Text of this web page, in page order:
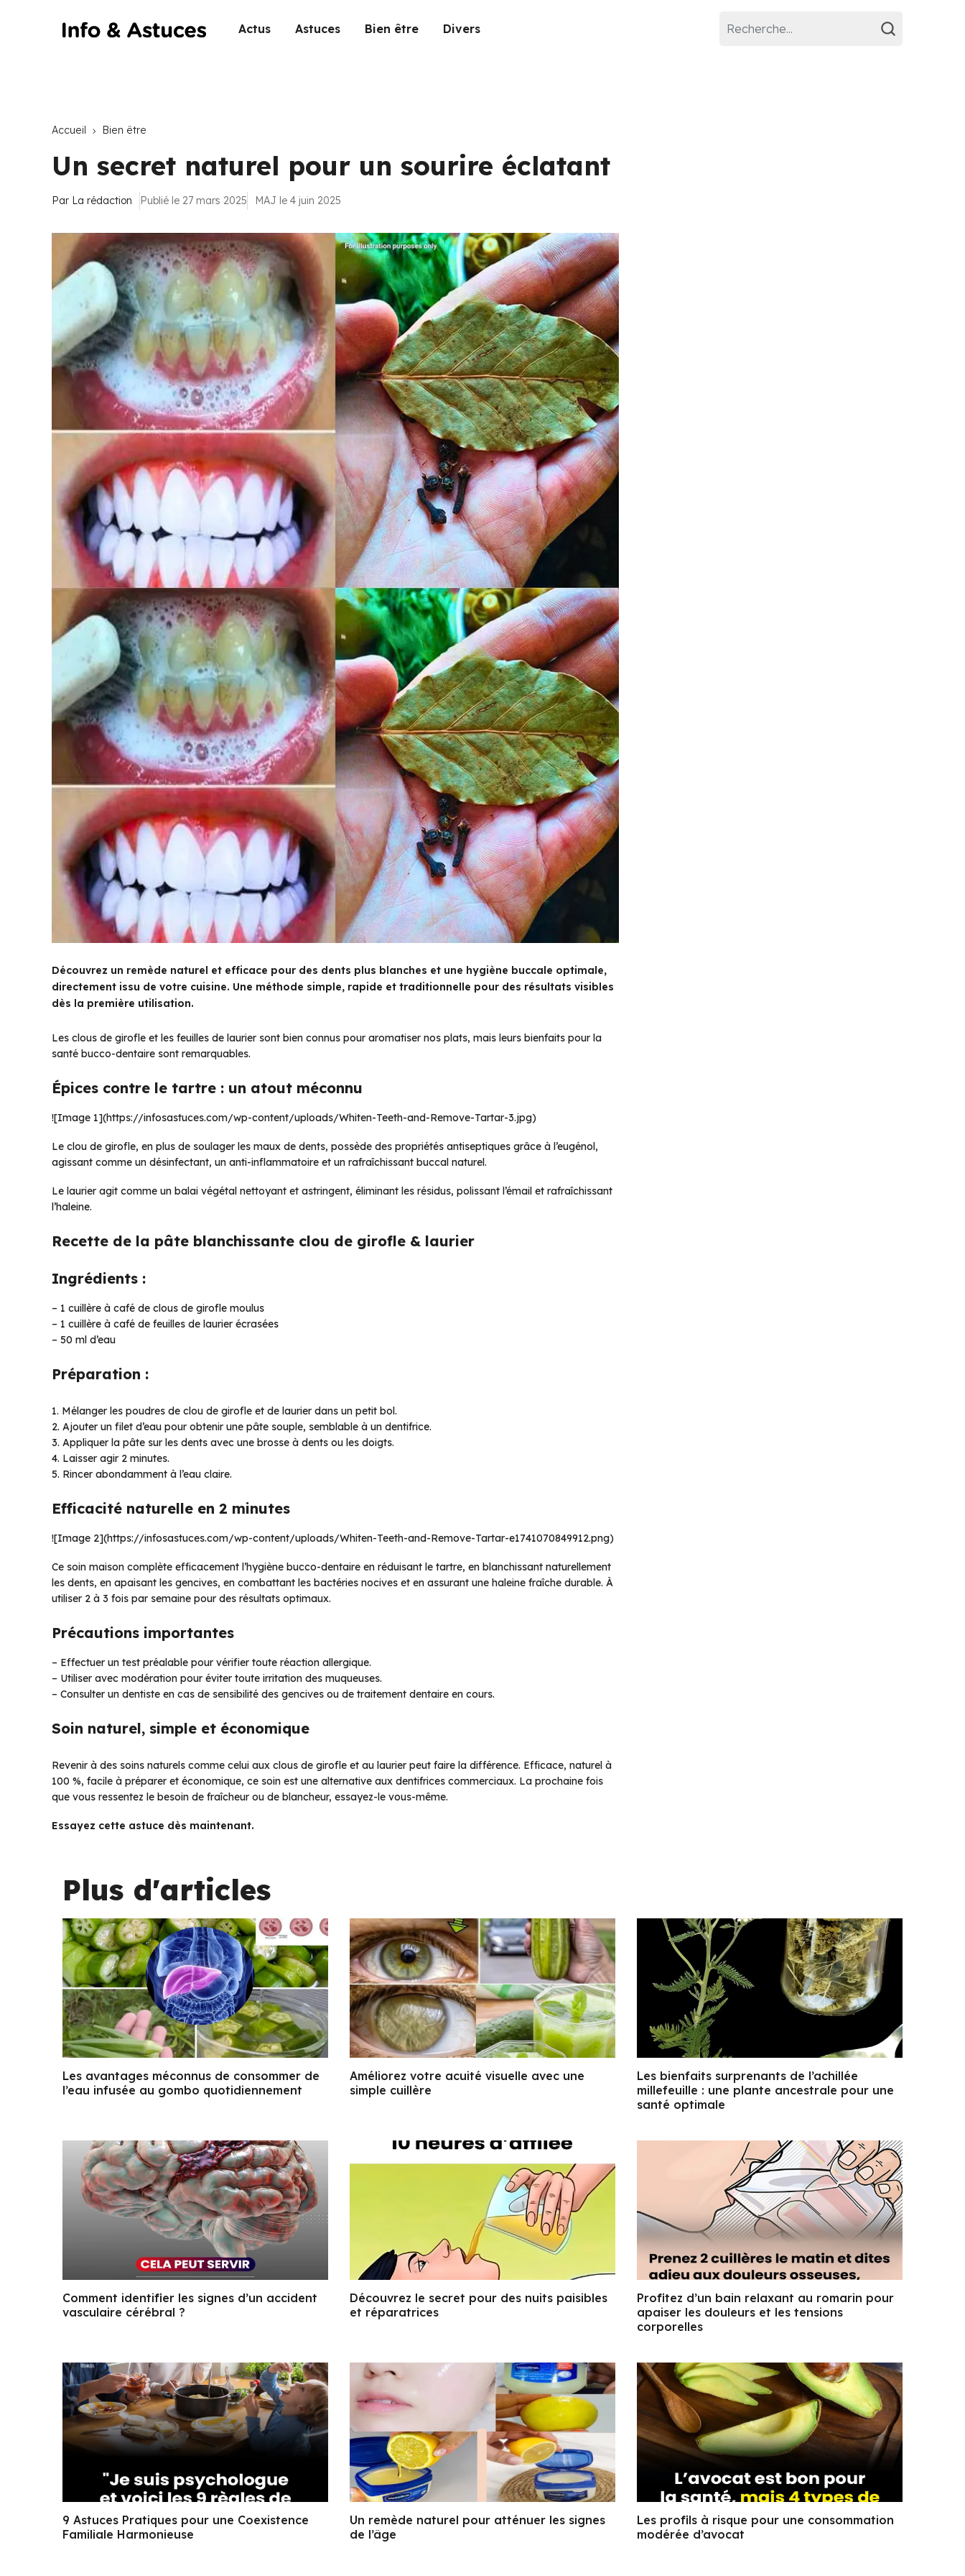
Actus Astuces Bien être Divers
Accueil Bien être
Un secret naturel pour un sourire éclatant
Par La rédaction Publié le 27 mars 2025 MAJ le 4 juin 2025
Découvrez un remède naturel et efficace pour des dents plus blanches et une hygiène buccale optimale,
directement issu de votre cuisine. Une méthode simple, rapide et traditionnelle pour des résultats visibles
dès la première utilisation.
Les clous de girofle et les feuilles de laurier sont bien connus pour aromatiser nos plats, mais leurs bienfaits pour la
santé bucco-dentaire sont remarquables.
Épices contre le tartre : un atout méconnu
![Image 1](https://infosastuces.com/wp-content/uploads/Whiten-Teeth-and-Remove-Tartar-3.jpg)
Le clou de girofle, en plus de soulager les maux de dents, possède des propriétés antiseptiques grâce à l’eugénol,
agissant comme un désinfectant, un anti-inflammatoire et un rafraîchissant buccal naturel.
Le laurier agit comme un balai végétal nettoyant et astringent, éliminant les résidus, polissant l’émail et rafraîchissant
l’haleine.
Recette de la pâte blanchissante clou de girofle & laurier
Ingrédients :
– 1 cuillère à café de clous de girofle moulus
– 1 cuillère à café de feuilles de laurier écrasées
– 50 ml d’eau
Préparation :
1. Mélanger les poudres de clou de girofle et de laurier dans un petit bol.
2. Ajouter un filet d’eau pour obtenir une pâte souple, semblable à un dentifrice.
3. Appliquer la pâte sur les dents avec une brosse à dents ou les doigts.
4. Laisser agir 2 minutes.
5. Rincer abondamment à l’eau claire.
Efficacité naturelle en 2 minutes
![Image 2](https://infosastuces.com/wp-content/uploads/Whiten-Teeth-and-Remove-Tartar-e1741070849912.png)
Ce soin maison complète efficacement l’hygiène bucco-dentaire en réduisant le tartre, en blanchissant naturellement
les dents, en apaisant les gencives, en combattant les bactéries nocives et en assurant une haleine fraîche durable. À
utiliser 2 à 3 fois par semaine pour des résultats optimaux.
Précautions importantes
– Effectuer un test préalable pour vérifier toute réaction allergique.
– Utiliser avec modération pour éviter toute irritation des muqueuses.
– Consulter un dentiste en cas de sensibilité des gencives ou de traitement dentaire en cours.
Soin naturel, simple et économique
Revenir à des soins naturels comme celui aux clous de girofle et au laurier peut faire la différence. Efficace, naturel à
100 %, facile à préparer et économique, ce soin est une alternative aux dentifrices commerciaux. La prochaine fois
que vous ressentez le besoin de fraîcheur ou de blancheur, essayez-le vous-même.
Essayez cette astuce dès maintenant.
Plus d'articles
Les avantages méconnus de consommer de
l’eau infusée au gombo quotidiennement
Améliorez votre acuité visuelle avec une
simple cuillère
Les bienfaits surprenants de l’achillée
millefeuille : une plante ancestrale pour une
santé optimale
Comment identifier les signes d’un accident
vasculaire cérébral ?
Découvrez le secret pour des nuits paisibles
et réparatrices
Profitez d’un bain relaxant au romarin pour
apaiser les douleurs et les tensions
corporelles
9 Astuces Pratiques pour une Coexistence
Familiale Harmonieuse
Un remède naturel pour atténuer les signes
de l’âge
Les profils à risque pour une consommation
modérée d’avocat